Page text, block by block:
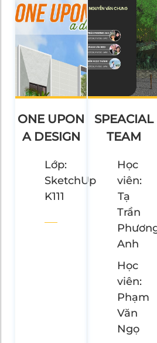
ONE UPON
A DESIGN
Lớp:
SketchUp
K111
SPEACIAL
TEAM
Học
viên:
Tạ
Trần
Anh
Học
viên:
Phạm
Văn
Ngọ